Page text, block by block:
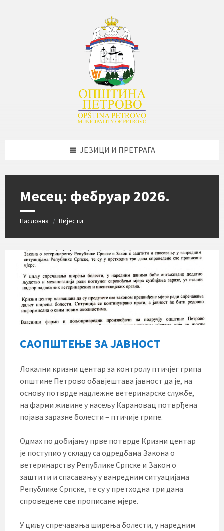
ЈЕЗИЦИ И ПРЕТРАГА
Месец: фебруар 2026.
Насловна / Вијести
САОПШТЕЊЕ ЗА ЈАВНОСТ
Локални кризни центар за контролу птичјег грипа
општине Петрово обавјештава јавност да је, на
основу потврде надлежне ветеринарске службе,
на фарми живине у насељу Карановац потврђена
појава заразне болести – птичије грипе.
Одмах по добијању прве потврде Кризни центар
је поступио у складу са одредбама Закона о
ветеринарству Републике Српске и Закон о
заштити и спасавању у ванредним ситуацијама
Републике Српске, те су у претходна три дана
спроведене све прописане мјере.
У циљу спречавања ширења болести, у наредним